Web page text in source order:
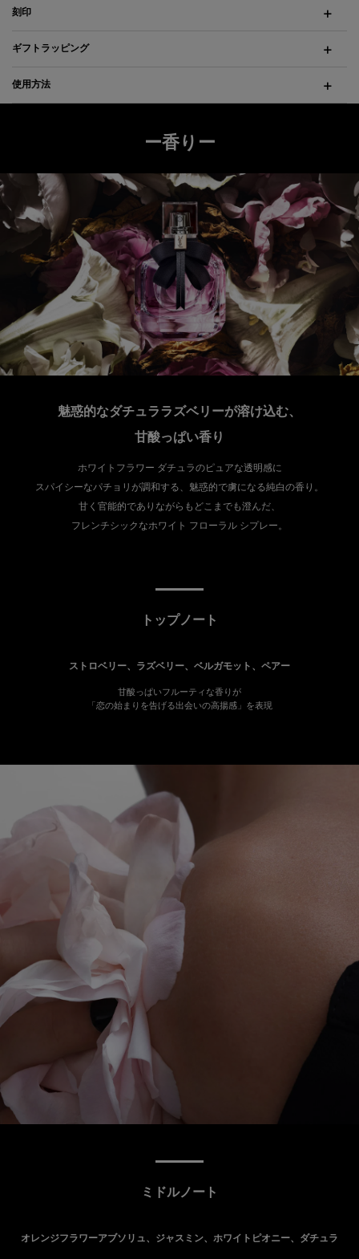
刻印
ギフトラッピング
使用方法
ー香りー
魅惑的なダチュララズベリーが溶け込む、
甘酸っぱい香り
ホワイトフラワー ダチュラのピュアな透明感に
スパイシーなパチョリが調和する、魅惑的で虜になる純白の香り。
甘く官能的でありながらもどこまでも澄んだ、
フレンチシックなホワイト フローラル シプレー。
トップノート
ストロベリー、ラズベリー、ベルガモット、ペアー
甘酸っぱいフルーティな香りが
「恋の始まりを告げる出会いの高揚感」を表現
ミドルノート
オレンジフラワーアブソリュ、ジャスミン、ホワイトピオニー、ダチュラ